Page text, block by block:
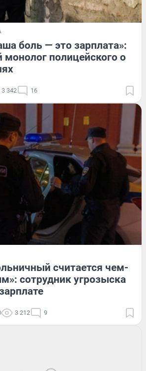
боль — это зарплата»:
полицейского о
3 342 16
считается чем-
сотрудник угрозыска
3 212 9